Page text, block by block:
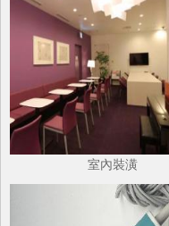
室內裝潢